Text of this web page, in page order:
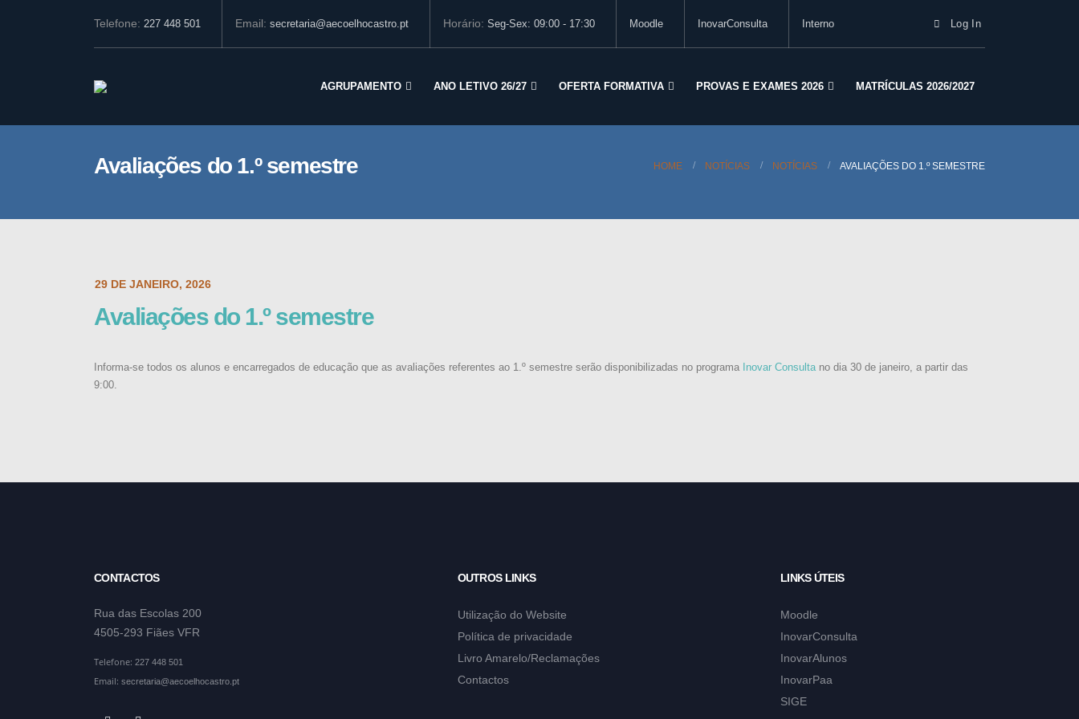
Telefone: 227 448 501 Email: secretaria@aecoelhocastro.pt Horário: Seg-Sex: 09:00 - 17:30 Moodle InovarConsulta Interno Log In
AGRUPAMENTO ANO LETIVO 26/27 OFERTA FORMATIVA PROVAS E EXAMES 2026 MATRÍCULAS 2026/2027
Avaliações do 1.º semestre HOME NOTÍCIAS NOTÍCIAS AVALIAÇÕES DO 1.º SEMESTRE
29 DE JANEIRO, 2026
Avaliações do 1.º semestre
Informa-se todos os alunos e encarregados de educação que as avaliações referentes ao 1.º semestre serão disponibilizadas no programa Inovar Consultano dia 30 de janeiro, a partir das
9:00.
CONTACTOS
Rua das Escolas 200
4505-293 Fiães VFR
Telefone: 227 448 501
Email: secretaria@aecoelhocastro.pt
OUTROS LINKS
Utilização do Website
Política de privacidade
Livro Amarelo/Reclamações
Contactos
LINKS ÚTEIS
Moodle
InovarConsulta
InovarAlunos
InovarPaa
SIGE